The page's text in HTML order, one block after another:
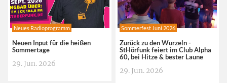
Neues Radioprogramm
Neuen Input für die heißen
Sommertage
29. Jun. 2026
Sommerfest Juni 2026
Zurück zu den Wurzeln -
StHörfunk feiert im Club Alpha
60, bei Hitze & bester Laune
29. Jun. 2026